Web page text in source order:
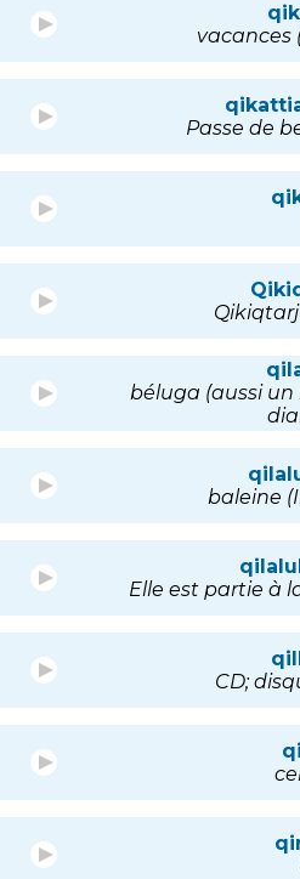
vacances
Passe de
béluga (aussi
baleine
Elle est partie à
CD;